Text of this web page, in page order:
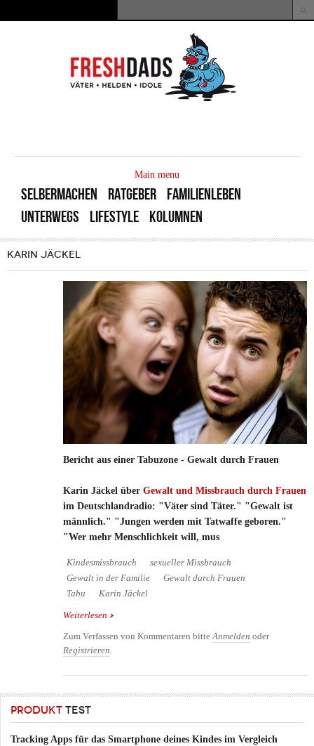
Suchformular
Main menu
SELBERMACHEN RATGEBER
FAMILIENLEBEN
UNTERWEGS
LIFESTYLE KOLUMNEN
KARIN JÄCKEL
Bericht aus einer Tabuzone - Gewalt durch Frauen
Karin Jäckel über Gewalt und Missbrauch durch Frauen
im Deutschlandradio: "Väter sind Täter." "Gewalt ist
männlich." "Jungen werden mit Tatwaffe geboren."
"Wer mehr Menschlichkeit will, mus
Kindesmissbrauch
sexueller Missbrauch
Gewalt in der Familie
Gewalt durch Frauen
Tabu
Karin Jäckel
Weiterlesen über Bericht aus einer Tabuzone - Gewalt durch
Zum Verfassen von Kommentaren bitteAnmelden oder
Registrieren.
PRODUKT TEST
Tracking Apps für das Smartphone deines Kindes im Vergleich